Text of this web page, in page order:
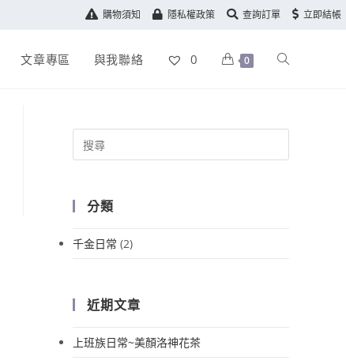
購物須知 隱私權政策 查詢訂單 立即結帳
文章專區 與我聯絡 0 0
分類
千金日常 (2)
近期文章
上班族日常~美顏洛神花茶